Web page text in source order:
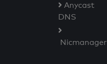
Anycast
DNS
Nicmanager